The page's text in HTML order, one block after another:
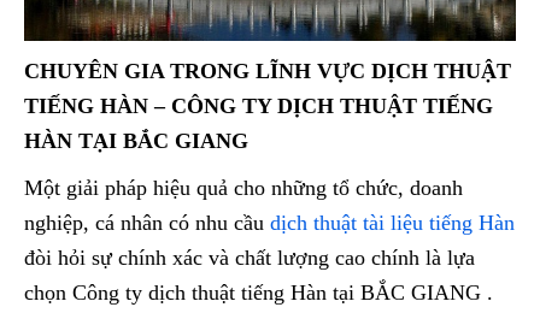
CHUYÊN GIA TRONG LĨNH VỰC DỊCH THUẬT
TIẾNG HÀN – CÔNG TY DỊCH THUẬT TIẾNG
HÀN TẠI BẮC GIANG
Một giải pháp hiệu quả cho những tổ chức, doanh
nghiệp, cá nhân có nhu cầu dịch thuật tài liệu tiếng Hàn
đòi hỏi sự chính xác và chất lượng cao chính là lựa
chọn Công ty dịch thuật tiếng Hàn tại BẮC GIANG .